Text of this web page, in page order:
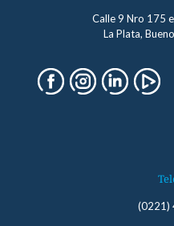
Calle 9 Nro 175
La Plata,
(0221)